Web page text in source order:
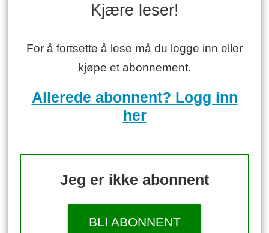
Kjære leser!
For å fortsette å lese må du logge inn eller
kjøpe et abonnement.
Allerede abonnent? Logg inn
her
Jeg er ikke abonnent
BLI ABONNENT